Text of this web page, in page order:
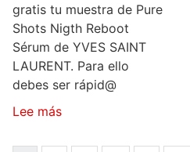
gratis tu muestra de Pure
Shots Nigth Reboot
Sérum de YVES SAINT
LAURENT. Para ello
debes ser rápid@
Lee más